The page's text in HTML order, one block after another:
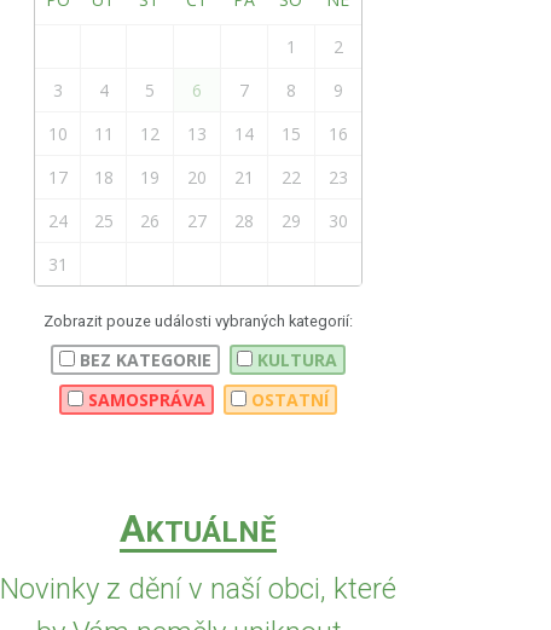
1
2
3
4 5 6 7 8
9
10
11 12 13 14 15
16
17
18 19 20 21 22
23
24
25 26 27 28 29
30
31
Zobrazit pouze události vybraných kategorií:
BEZ KATEGORIE
KULTURA
SAMOSPRÁVA
OSTATNÍ
AKTUÁLNĚ
Novinky z dění v naší obci, které